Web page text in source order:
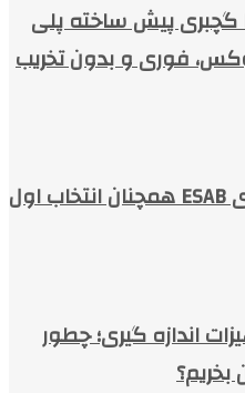
گچبری پیش ساخته پلی
فوری و بدون تخریب
چرا محصولات جوشکاری ESAB همچنان انتخاب اول
اندازه گیری؛ چطور
بخریم؟